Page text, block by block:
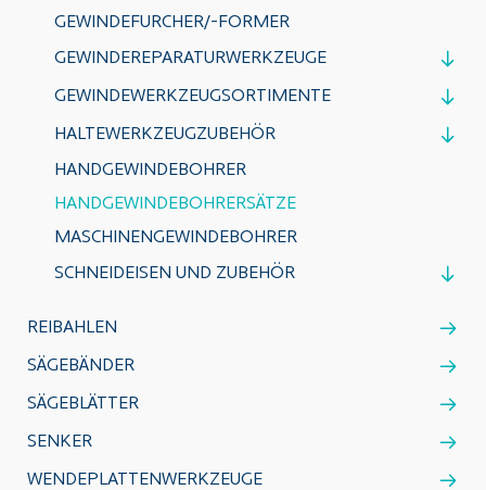
GEWINDEFURCHER/-FORMER
GEWINDEREPARATURWERKZEUGE
GEWINDEWERKZEUGSORTIMENTE
HALTEWERKZEUGZUBEHÖR
HANDGEWINDEBOHRER
HANDGEWINDEBOHRERSÄTZE
MASCHINENGEWINDEBOHRER
SCHNEIDEISEN UND ZUBEHÖR
REIBAHLEN
SÄGEBÄNDER
SÄGEBLÄTTER
SENKER
WENDEPLATTENWERKZEUGE